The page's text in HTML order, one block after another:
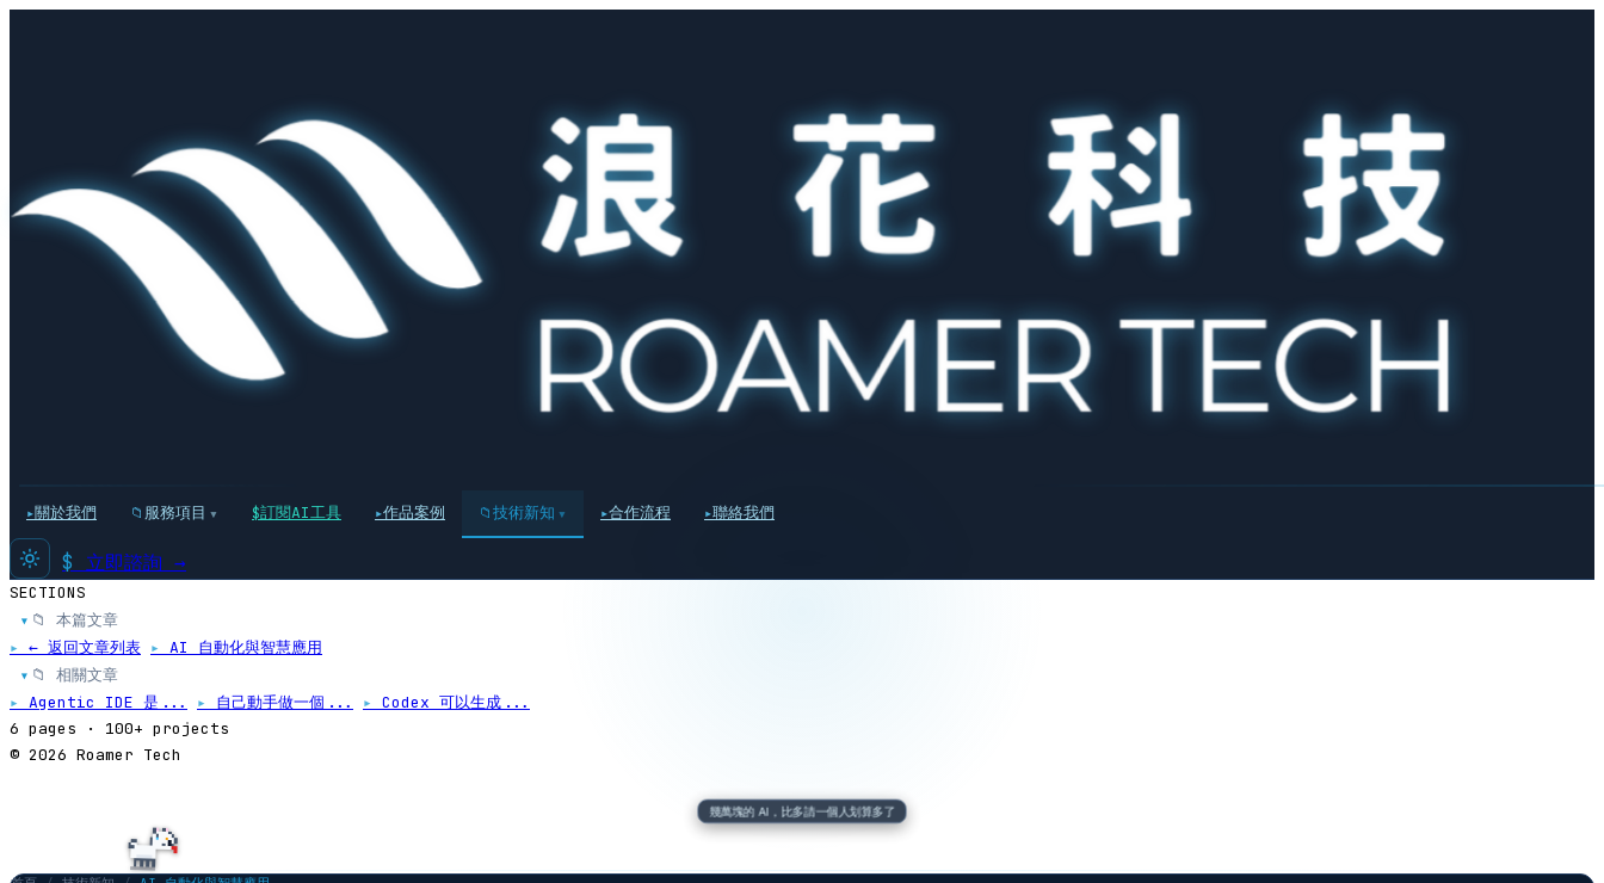
▸關於我們 📁 服務項目 ▾ $訂閱AI工具 ▸作品案例 📁技術新知 ▾ ▸合作流程 ▸聯絡我們
$ 立即諮詢 →
SECTIONS
▸📁 本篇文章
▸ ← 返回文章列表 ▸ AI 自動化與智慧應用
▸📁 相關文章
▸ Agentic IDE 是... ▸ 自己動手做一個... ▸ Codex 可以生成...
6 pages · 100+ projects
© 2026 Roamer Tech
幾萬塊的 AI，比多請一個人划算多了